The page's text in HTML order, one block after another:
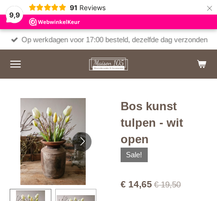
9,9
91 Reviews ×
Op werkdagen voor 17:00 besteld, dezelfde dag verzonden
Bos kunst
tulpen - wit
open
Sale!
€ 14,65 € 19,50